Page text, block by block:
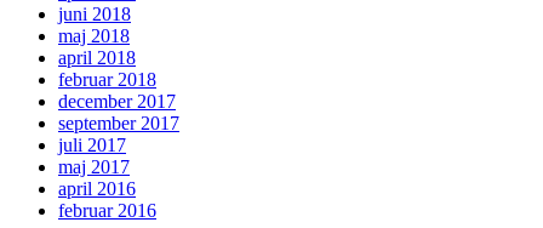
juni 2018
maj 2018
april 2018
februar 2018
december 2017
september 2017
juli 2017
maj 2017
april 2016
februar 2016